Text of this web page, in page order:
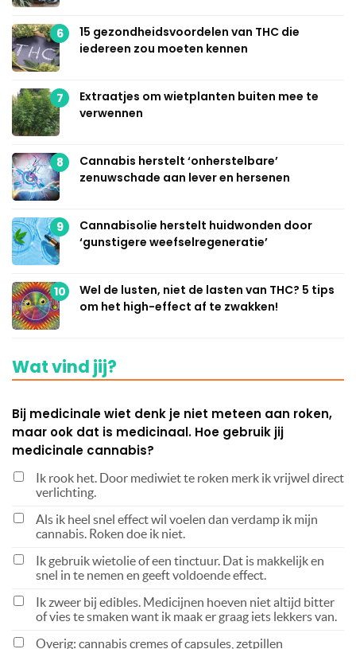
6
15 gezondheidsvoordelen van THC die
iedereen zou moeten kennen
7
Extraatjes om wietplanten buiten mee te
verwennen
8
Cannabis herstelt ‘onherstelbare’
zenuwschade aan lever en hersenen
9
Cannabisolie herstelt huidwonden door
‘gunstigere weefselregeneratie’
10
Wel de lusten, niet de lasten van THC? 5 tips
om het high-effect af te zwakken!
Wat vind jij?
Bij medicinale wiet denk je niet meteen aan roken,
maar ook dat is medicinaal. Hoe gebruik jij
medicinale cannabis?
Ik rook het. Door mediwiet te roken merk ik vrijwel direct
verlichting.
Als ik heel snel effect wil voelen dan verdamp ik mijn
cannabis. Roken doe ik niet.
Ik gebruik wietolie of een tinctuur. Dat is makkelijk en
snel in te nemen en geeft voldoende effect.
Ik zweer bij edibles. Medicijnen hoeven niet altijd bitter
of vies te smaken want ik maak er graag iets lekkers van.
Overig: cannabis cremes of capsules, zetpillen